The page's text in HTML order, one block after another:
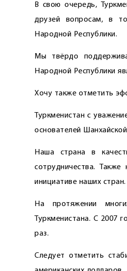
В свою очередь,
друзей вопросам, в
Народной Республики.
Мы твёрдо
Народной Республики
Хочу также отметить
Туркменистан с
основателей
Наша страна в
сотрудничества.
инициативе наших стран.
На протяжении
Туркменистана. С
раз.
Следует отметить